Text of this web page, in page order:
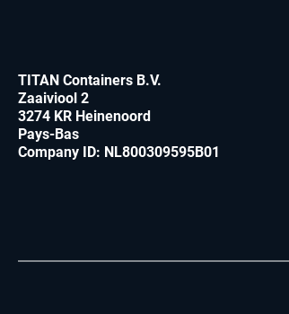
TITAN Containers B.V.
Zaaiviool 2
3274 KR Heinenoord
Pays-Bas
Company ID: NL800309595B01